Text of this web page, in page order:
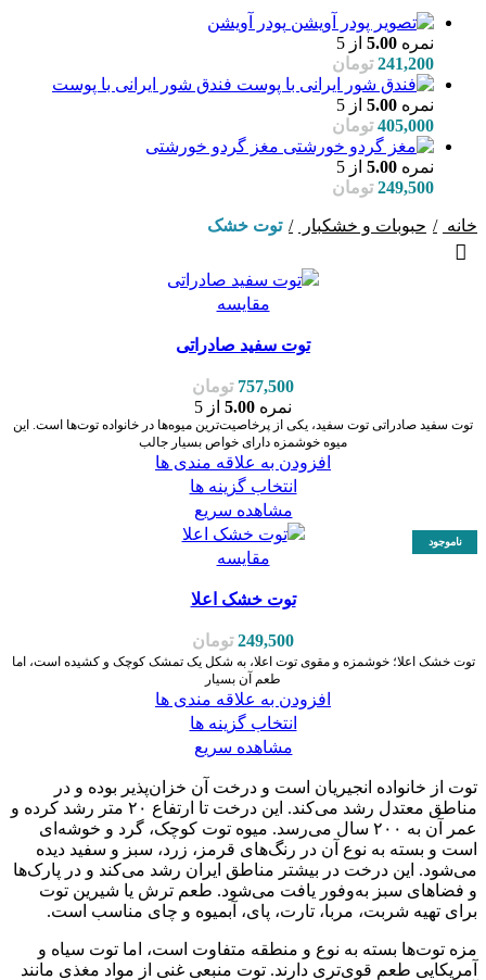
پودر آویشن
نمره 5.00 از 5
241,200 تومان
فندق شور ایرانی با پوست
نمره 5.00 از 5
405,000 تومان
مغز گردو خورشتی
نمره 5.00 از 5
249,500 تومان
خانه حبوبات و خشکبار توت خشک
مقایسه
توت سفید صادراتی
757,500 تومان
نمره 5.00 از 5
توت سفید صادراتی توت سفید، یکی از پرخاصیت‌ترین میوه‌ها در خانواده توت‌ها است. این
میوه خوشمزه دارای خواص بسیار جالب
افزودن به علاقه مندی ها
انتخاب گزینه ها
مشاهده سریع
ناموجود
مقایسه
توت خشک اعلا
249,500 تومان
توت خشک اعلا؛ خوشمزه و مقوی توت اعلا، به شکل یک تمشک کوچک و کشیده است، اما
طعم آن بسیار
افزودن به علاقه مندی ها
انتخاب گزینه ها
مشاهده سریع
توت از خانواده انجیریان است و درخت آن خزان‌پذیر بوده و در
مناطق معتدل رشد می‌کند. این درخت تا ارتفاع ۲۰ متر رشد کرده و
عمر آن به ۲۰۰ سال می‌رسد. میوه توت کوچک، گرد و خوشه‌ای
است و بسته به نوع آن در رنگ‌های قرمز، زرد، سبز و سفید دیده
می‌شود. این درخت در بیشتر مناطق ایران رشد می‌کند و در پارک‌ها
و فضاهای سبز به‌وفور یافت می‌شود. طعم ترش یا شیرین توت
برای تهیه شربت، مربا، تارت، پای، آبمیوه و چای مناسب است.
مزه توت‌ها بسته به نوع و منطقه متفاوت است، اما توت سیاه و
آمریکایی طعم قوی‌تری دارند. توت منبعی غنی از مواد مغذی مانند